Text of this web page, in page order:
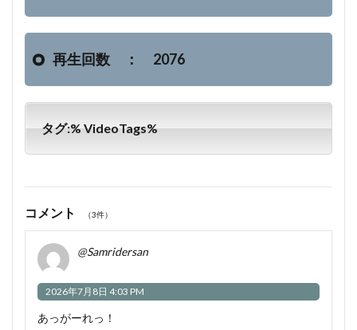
再生回数 ： 2076
タグ:% VideoTags%
コメント （3件）
@Samridersan
2026年7月8日 4:03 PM
あっがーれっ！